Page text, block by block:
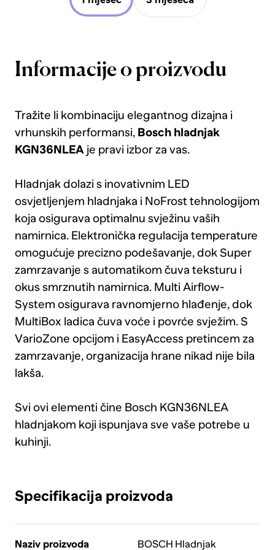
Informacije o proizvodu
Tražite li kombinaciju elegantnog dizajna i
vrhunskih performansi, Bosch hladnjak
KGN36NLEA je pravi izbor za vas.
Hladnjak dolazi s inovativnim LED
osvjetljenjem hladnjaka i NoFrost tehnologijom
koja osigurava optimalnu svježinu vaših
namirnica. Elektronička regulacija temperature
omogućuje precizno podešavanje, dok Super
zamrzavanje s automatikom čuva teksturu i
okus smrznutih namirnica. Multi Airflow-
System osigurava ravnomjerno hlađenje, dok
MultiBox ladica čuva voće i povrće svježim. S
VarioZone opcijom i EasyAccess pretincem za
zamrzavanje, organizacija hrane nikad nije bila
lakša.
Svi ovi elementi čine Bosch KGN36NLEA
hladnjakom koji ispunjava sve vaše potrebe u
kuhinji.
Specifikacija proizvoda
Naziv proizvoda BOSCH Hladnjak